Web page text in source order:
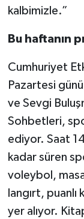
kalbimizle.”
Bu haftanın
Cumhuriyet
Pazartesi
ve Sevgi
Sohbetleri,
ediyor. Saat
kadar süren
voleybol,
langırt,
yer alıyor.